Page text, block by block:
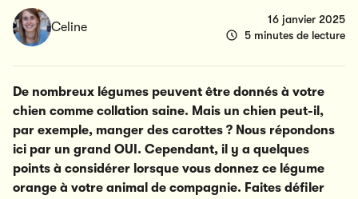
Celine
16 janvier 2025
5 minutes de lecture
De nombreux légumes peuvent être donnés à votre
chien comme collation saine. Mais un chien peut-il,
par exemple, manger des carottes ? Nous répondons
ici par un grand OUI. Cependant, il y a quelques
points à considérer lorsque vous donnez ce légume
orange à votre animal de compagnie. Faites défiler